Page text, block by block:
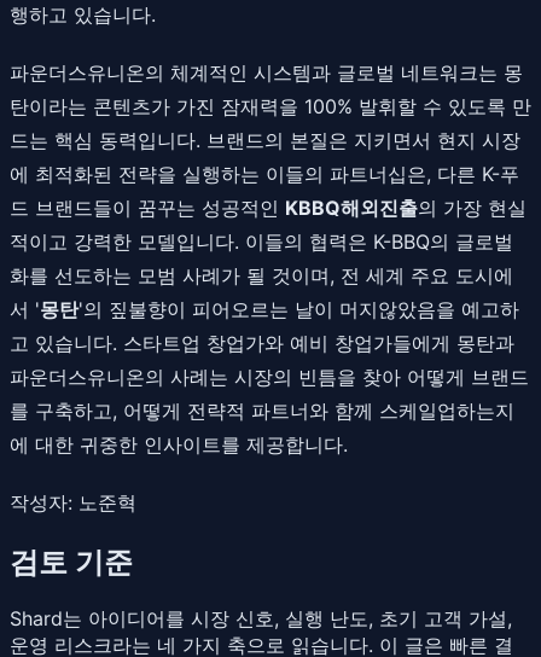
행하고 있습니다.
파운더스유니온의 체계적인 시스템과 글로벌 네트워크는 몽
탄이라는 콘텐츠가 가진 잠재력을 100% 발휘할 수 있도록 만
드는 핵심 동력입니다. 브랜드의 본질은 지키면서 현지 시장
에 최적화된 전략을 실행하는 이들의 파트너십은, 다른 K-푸
드 브랜드들이 꿈꾸는 성공적인 KBBQ해외진출의 가장 현실
적이고 강력한 모델입니다. 이들의 협력은 K-BBQ의 글로벌
화를 선도하는 모범 사례가 될 것이며, 전 세계 주요 도시에
서 '몽탄'의 짚불향이 피어오르는 날이 머지않았음을 예고하
고 있습니다. 스타트업 창업가와 예비 창업가들에게 몽탄과
파운더스유니온의 사례는 시장의 빈틈을 찾아 어떻게 브랜드
를 구축하고, 어떻게 전략적 파트너와 함께 스케일업하는지
에 대한 귀중한 인사이트를 제공합니다.
작성자: 노준혁
검토 기준
Shard는 아이디어를 시장 신호, 실행 난도, 초기 고객 가설,
운영 리스크라는 네 가지 축으로 읽습니다. 이 글은 빠른 결